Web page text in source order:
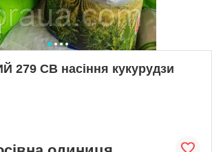
СВ насіння кукурудзи